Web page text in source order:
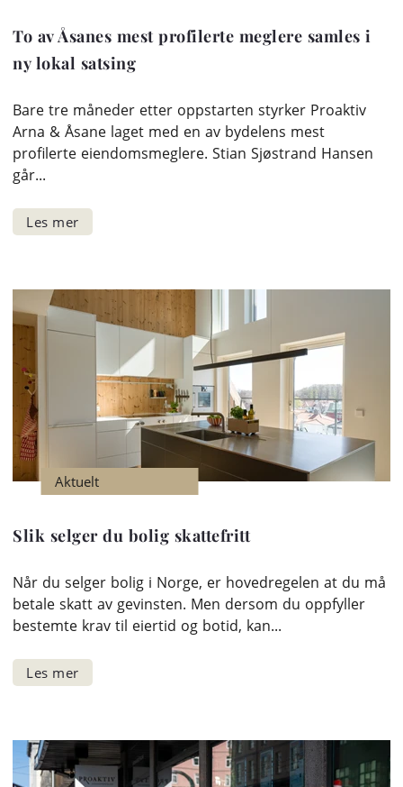
To av Åsanes mest profilerte meglere samles i
ny lokal satsing
Bare tre måneder etter oppstarten styrker Proaktiv
Arna & Åsane laget med en av bydelens mest
profilerte eiendomsmeglere. Stian Sjøstrand Hansen
går...
Aktuelt
Slik selger du bolig skattefritt
Når du selger bolig i Norge, er hovedregelen at du må
betale skatt av gevinsten. Men dersom du oppfyller
bestemte krav til eiertid og botid, kan...